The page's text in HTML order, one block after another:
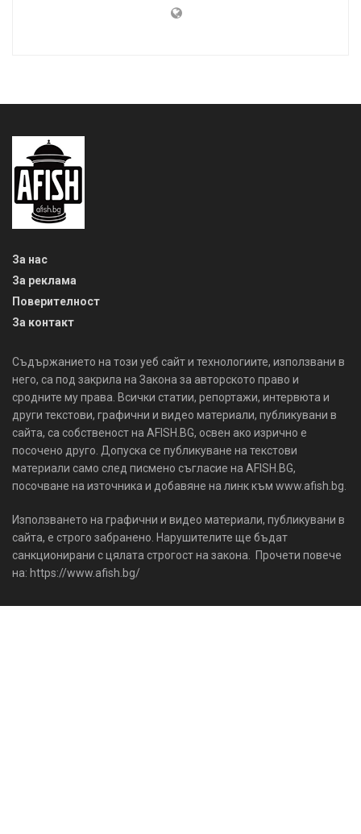
За нас
За реклама
Поверителност
За контакт
Съдържанието на този уеб сайт и технологиите, използвани в
него, са под закрила на Закона за авторското право и
сродните му права. Всички статии, репортажи, интервюта и
други текстови, графични и видео материали, публикувани в
сайта, са собственост на AFISH.BG, освен ако изрично е
посочено друго. Допуска се публикуване на текстови
материали само след писмено съгласие на AFISH.BG,
посочване на източника и добавяне на линк към www.afish.bg.
Използването на графични и видео материали, публикувани в
сайта, е строго забранено. Нарушителите ще бъдат
санкционирани с цялата строгост на закона. Прочети повече
на: https://www.afish.bg/